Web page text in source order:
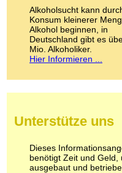
LSD
Marihuana
Medikamente
Meskalin
Metamphetamin
Methadon
Pilze
Psychopharmaka
Schlafmittel
Schmerzmittel
Alkoholsucht kann
Konsum kleinerer
Alkohol beginnen, in
Deutschland gibt es
Mio. Alkoholiker.
Hier Informieren ...
Unterstütze uns
Dieses
benötigt Zeit und Geld,
ausgebaut und